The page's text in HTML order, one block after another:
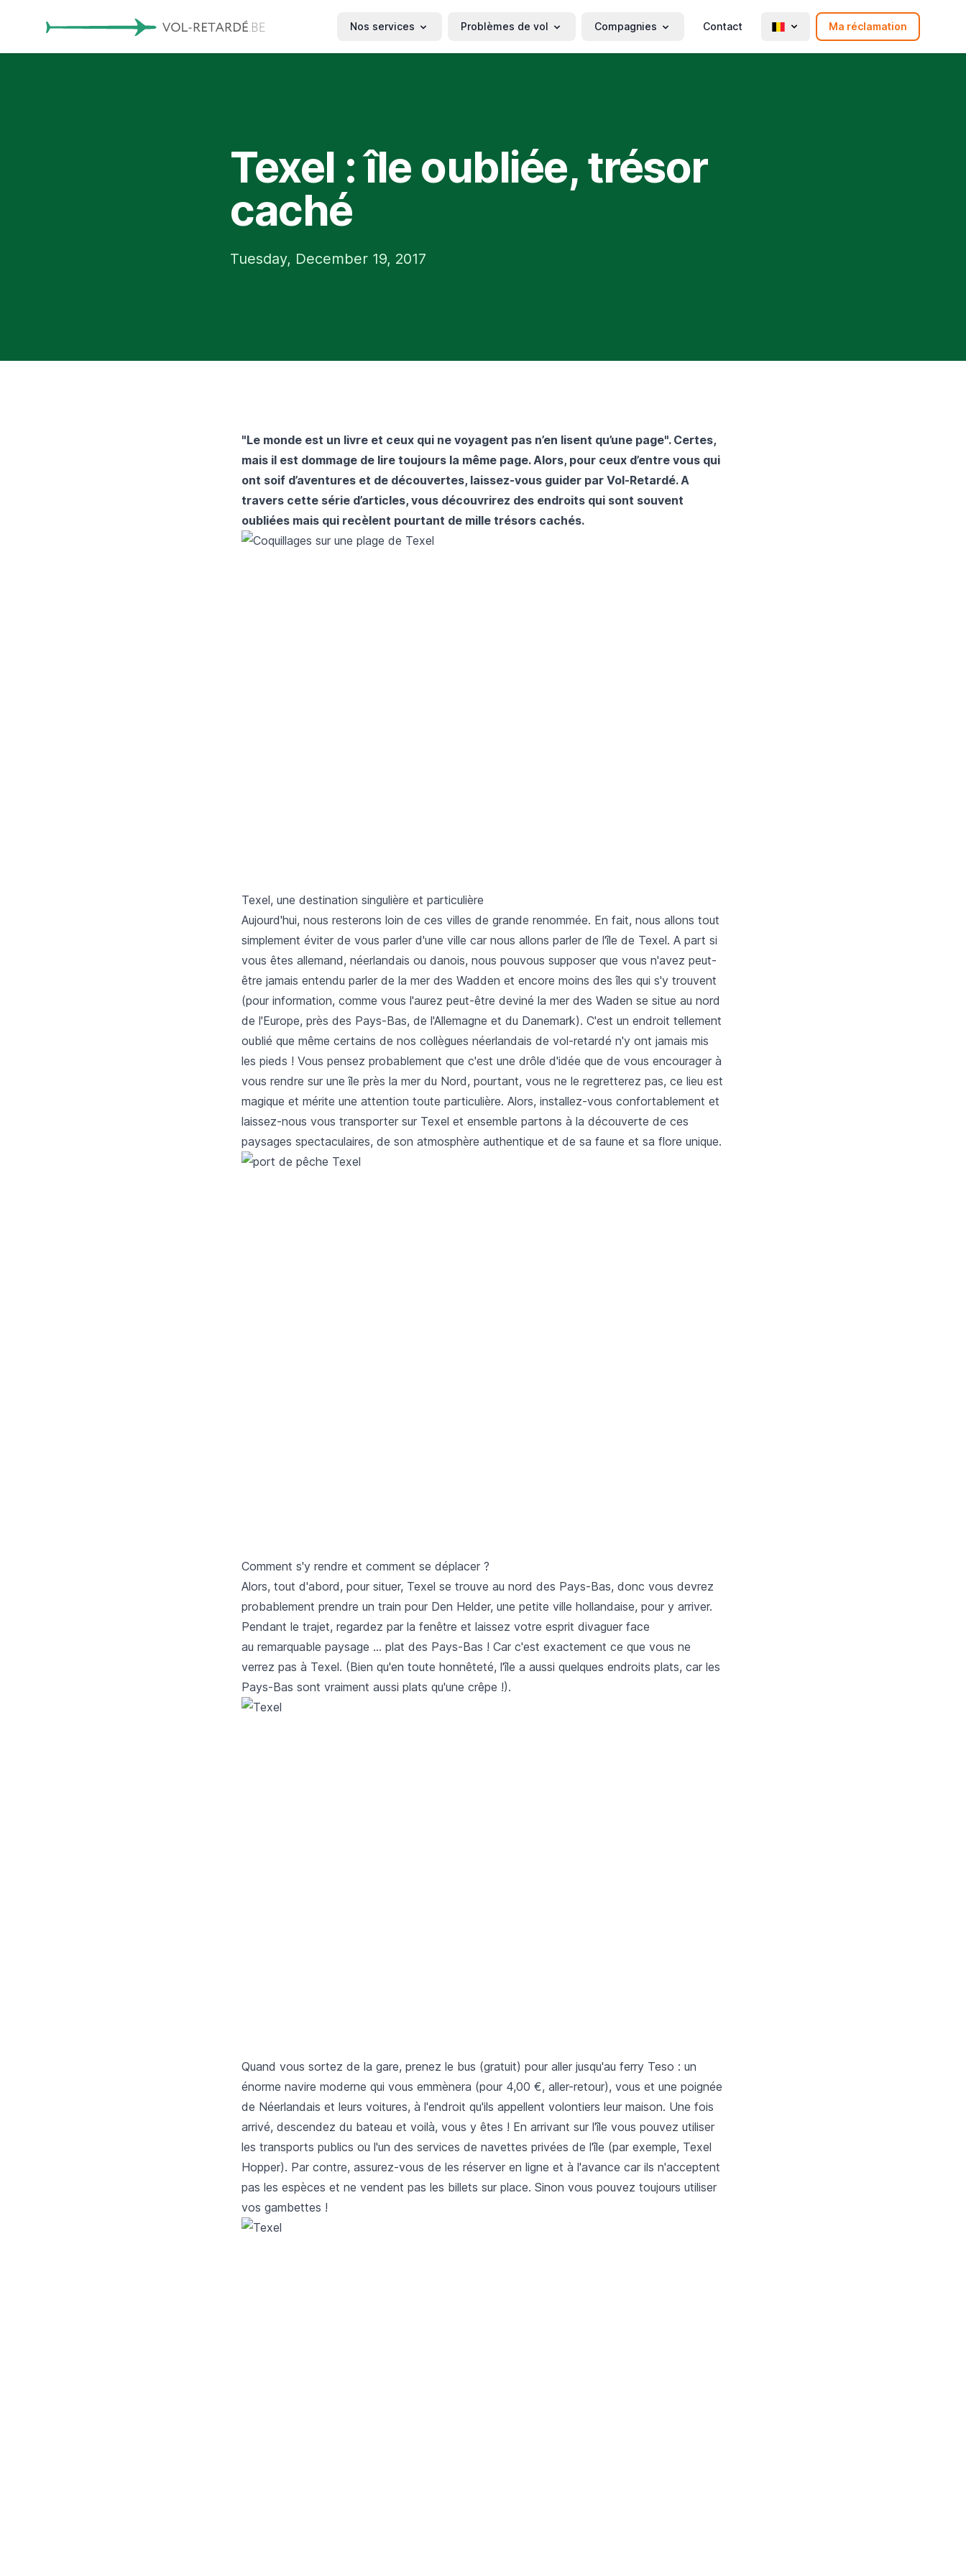
Nos services Problèmes de vol Compagnies Contact Ma réclamation
Texel : île oubliée, trésor
caché
Tuesday, December 19, 2017
"Le monde est un livre et ceux qui ne voyagent pas n’en lisent qu’une page". Certes,
mais il est dommage de lire toujours la même page. Alors, pour ceux d’entre vous qui
ont soif d’aventures et de découvertes, laissez-vous guider par Vol-Retardé. A
travers cette série d’articles, vous découvrirez des endroits qui sont souvent
oubliées mais qui recèlent pourtant de mille trésors cachés.
Texel, une destination singulière et particulière
Aujourd'hui, nous resterons loin de ces villes de grande renommée. En fait, nous allons tout
simplement éviter de vous parler d'une ville car nous allons parler de l'île de Texel. A part si
vous êtes allemand, néerlandais ou danois, nous pouvous supposer que vous n'avez peut-
être jamais entendu parler de la mer des Wadden et encore moins des îles qui s'y trouvent
(pour information, comme vous l'aurez peut-être deviné la mer des Waden se situe au nord
de l'Europe, près des Pays-Bas, de l'Allemagne et du Danemark). C'est un endroit tellement
oublié que même certains de nos collègues néerlandais de vol-retardé n'y ont jamais mis
les pieds ! Vous pensez probablement que c'est une drôle d'idée que de vous encourager à
vous rendre sur une île près la mer du Nord, pourtant, vous ne le regretterez pas, ce lieu est
magique et mérite une attention toute particulière. Alors, installez-vous confortablement et
laissez-nous vous transporter sur Texel et ensemble partons à la découverte de ces
paysages spectaculaires, de son atmosphère authentique et de sa faune et sa flore unique.
Comment s'y rendre et comment se déplacer ?
Alors, tout d'abord, pour situer, Texel se trouve au nord des Pays-Bas, donc vous devrez
probablement prendre un train pour Den Helder, une petite ville hollandaise, pour y arriver.
Pendant le trajet, regardez par la fenêtre et laissez votre esprit divaguer face
au remarquable paysage ... plat des Pays-Bas ! Car c'est exactement ce que vous ne
verrez pas à Texel. (Bien qu'en toute honnêteté, l'île a aussi quelques endroits plats, car les
Pays-Bas sont vraiment aussi plats qu'une crêpe !).
Quand vous sortez de la gare, prenez le bus (gratuit) pour aller jusqu'au ferry Teso : un
énorme navire moderne qui vous emmènera (pour 4,00 €, aller-retour), vous et une poignée
de Néerlandais et leurs voitures, à l'endroit qu'ils appellent volontiers leur maison. Une fois
arrivé, descendez du bateau et voilà, vous y êtes ! En arrivant sur l'île vous pouvez utiliser
les transports publics ou l'un des services de navettes privées de l'île (par exemple, Texel
Hopper). Par contre, assurez-vous de les réserver en ligne et à l'avance car ils n'acceptent
pas les espèces et ne vendent pas les billets sur place. Sinon vous pouvez toujours utiliser
vos gambettes !